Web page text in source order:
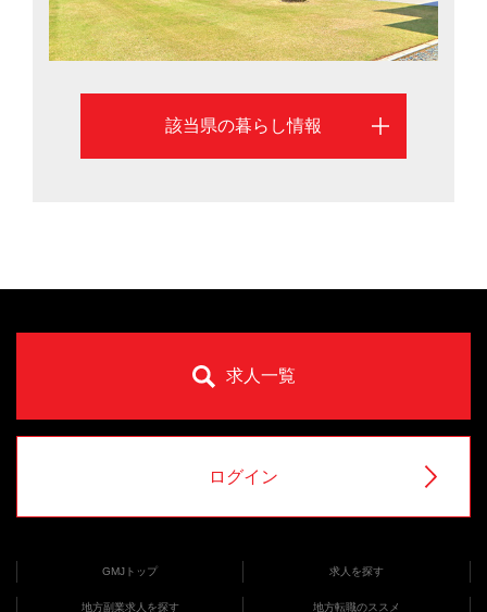
該当県の暮らし情報
求人一覧
ログイン
GMJトップ 求人を探す
地方副業求人を探す 地方転職のススメ